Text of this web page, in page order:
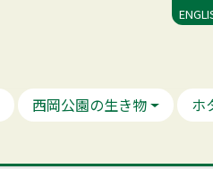
西岡公園の生き物
ホ